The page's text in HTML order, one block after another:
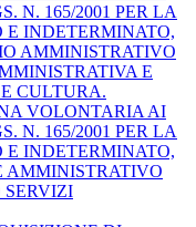
N. 165/2001 PER LA
E INDETERMINATO,
AMMINISTRATIVO
E
CULTURA.
VOLONTARIA AI
N. 165/2001 PER LA
E INDETERMINATO,
AMMINISTRATIVO
SERVIZI